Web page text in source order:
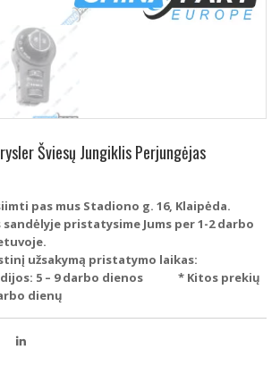
Šviesų Jungiklis Perjungėjas
pas mus Stadiono g. 16, Klaipėda.
sandėlyje pristatysime Jums per 1-2 darbo
užsakymą pristatymo laikas:
5 – 9 darbo dienos * Kitos prekių
dienų